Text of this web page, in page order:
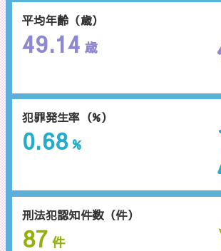
平均年齢（歳）
49.14 歳
刑法犯認知件数（件）
87 件
犯罪発生率（%）
0.68 %